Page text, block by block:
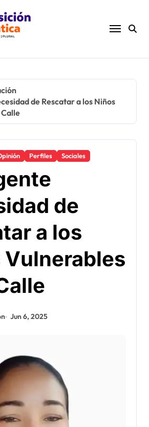
de Rescatar a los Niños
Perfiles Sociales
de
a los
Vulnerables
Jun 6, 2025